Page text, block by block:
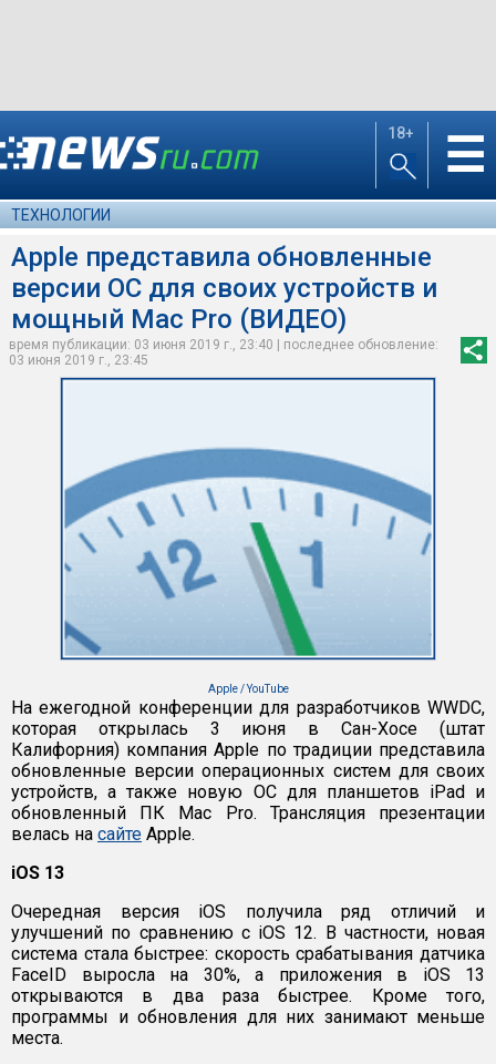
18+ ☰
ТЕХНОЛОГИИ
Apple представила обновленные
версии OC для своих устройств и
мощный Mac Pro (ВИДЕО)
время публикации: 03 июня 2019 г., 23:40 | последнее обновление:
03 июня 2019 г., 23:45
Apple / YouTube
На ежегодной конференции для разработчиков WWDC,
которая открылась 3 июня в Сан-Хосе (штат
Калифорния) компания Apple по традиции представила
обновленные версии операционных систем для своих
устройств, а также новую OC для планшетов iPad и
обновленный ПК Mac Pro. Трансляция презентации
велась на сайте Apple.
iOS 13
Очередная версия iOS получила ряд отличий и
улучшений по сравнению с iOS 12. В частности, новая
система стала быстрее: скорость срабатывания датчика
FaceID выросла на 30%, а приложения в iOS 13
открываются в два раза быстрее. Кроме того,
программы и обновления для них занимают меньше
места.